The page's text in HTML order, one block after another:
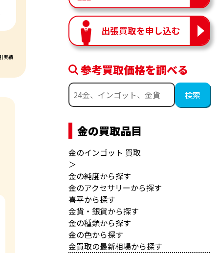
実績
出張買取を申し込む
参考買取価格を調べる
金の買取品目
金のインゴット 買取
＞
金の純度から探す
金のアクセサリーから探す
喜平から探す
金貨・銀貨から探す
金の種類から探す
金の色から探す
金買取の最新相場から探す